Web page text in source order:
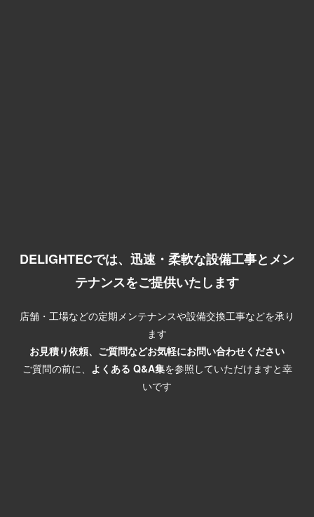
DELIGHTECでは、迅速・柔軟な設備工事とメン
テナンスをご提供いたします
店舗・工場などの定期メンテナンスや設備交換工事などを承り
ます
お見積り依頼、ご質問などお気軽にお問い合わせください
ご質問の前に、 よくある Q&A集を参照していただけますと幸
いです